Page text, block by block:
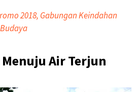
2018, Gabungan Keindahan
Air Terjun